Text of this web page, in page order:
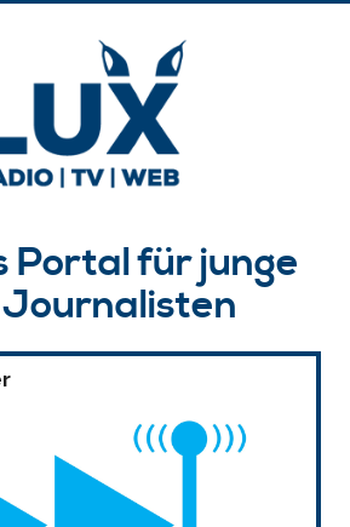
Portal für junge
Journalisten